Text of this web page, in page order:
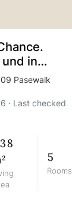
in
;-)
Pasewalk
· Last checked
5
Rooms